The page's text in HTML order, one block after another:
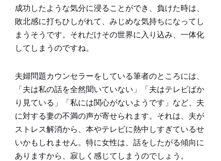
成功したような気分に浸ることができ、負けた時は、
敗北感に打ちひしがれて、みじめな気持ちになってし
まうそうです。それだけその世界に入り込み、一体化
してしまうのですね。
夫婦問題カウンセラーをしている筆者のところには、
「夫は私の話を全然聞いていない」「夫はテレビばか
り見ている」「私には関心がないようです」など、夫
に対する妻の不満の声が寄せられます。それは、夫が
ストレス解消から、本やテレビに熱中しすぎているせ
いかもしれません。特に女性は、話をしたがる傾向に
ありますから、寂しく感じてしまうのでしょう。